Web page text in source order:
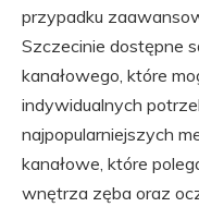
przypadku
Szczecinie dostępne
kanałowego, które
indywidualnych
najpopularniejszych
kanałowe, które
wnętrza zęba oraz